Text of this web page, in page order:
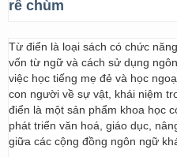
rễ chùm
Từ điển là loại sách có chức
vốn từ ngữ và cách sử dụng
việc học tiếng mẹ đẻ và học
con người về sự vật, khái niệm
điển là một sản phẩm khoa học
phát triển văn hoá, giáo dục,
giữa các cộng đồng ngôn ngữ